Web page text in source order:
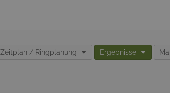
Zeitplan / Ringplanung Ergebnisse